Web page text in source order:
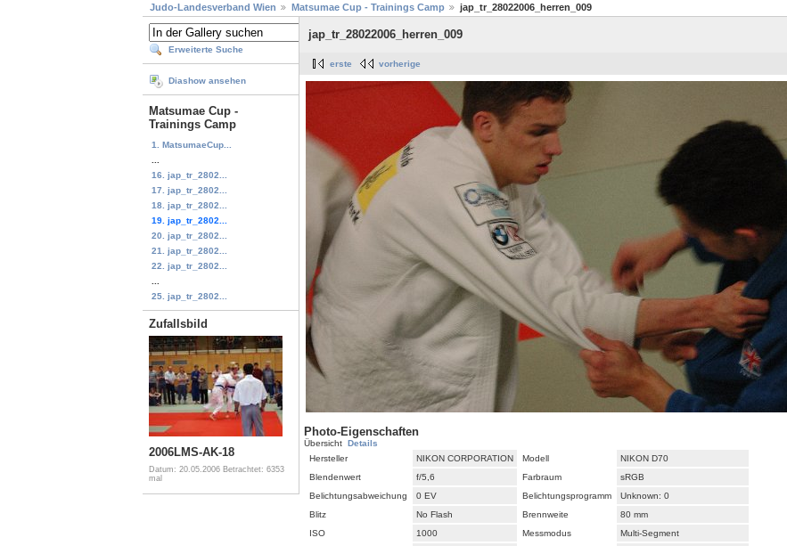
Judo-Landesverband Wien Matsumae Cup - Trainings Camp jap_tr_28022006_herren_009
Erweiterte Suche
Diashow ansehen
Matsumae Cup -
Trainings Camp
1. MatsumaeCup...
16. jap_tr_2802...
17. jap_tr_2802...
18. jap_tr_2802...
19. jap_tr_2802...
20. jap_tr_2802...
21. jap_tr_2802...
22. jap_tr_2802...
25. jap_tr_2802...
Zufallsbild
2006LMS-AK-18
Datum: 20.05.2006 Betrachtet: 6353
mal
jap_tr_28022006_herren_009
erste vorherige
Photo-Eigenschaften
Übersicht Details
Hersteller
NIKON CORPORATION Modell
NIKON D70
Blendenwert
f/5,6 Farbraum
sRGB
Belichtungsabweichung
0 EV Belichtungsprogramm
Unknown: 0
Blitz
No Flash Brennweite
80 mm
ISO
1000 Messmodus Multi-Segment